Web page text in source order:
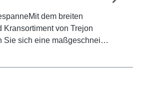
dem breiten
Kransortiment von Trejon
Sie sich eine maßgeschnei…